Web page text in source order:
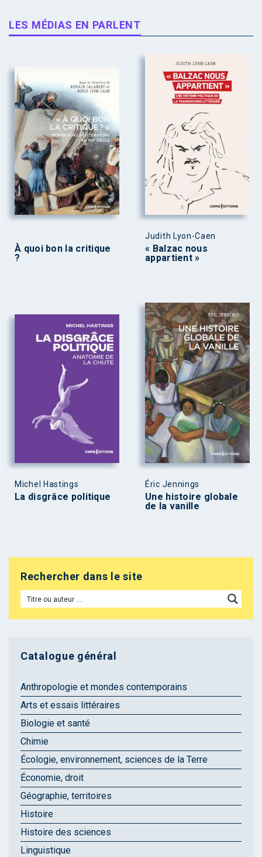
LES MÉDIAS EN PARLENT
À quoi bon la critique
?
Judith Lyon-Caen
« Balzac nous
appartient »
Michel Hastings
La disgrâce politique
Éric Jennings
Une histoire globale
de la vanille
Rechercher dans le site
Catalogue général
Anthropologie et mondes contemporains
Arts et essais littéraires
Biologie et santé
Chimie
Écologie, environnement, sciences de la Terre
Économie, droit
Géographie, territoires
Histoire
Histoire des sciences
Linguistique